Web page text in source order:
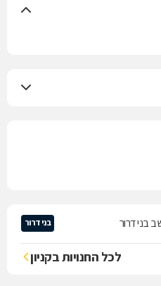
בני דרור בני דרור
לכל החנויות בקניון